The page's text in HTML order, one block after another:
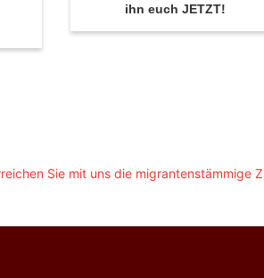
ihn euch JETZT!